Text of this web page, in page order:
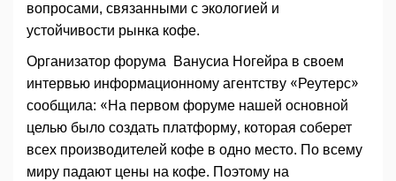
вопросами, связанными с экологией и
устойчивости рынка кофе.
Организатор форума Ванусиа Ногейра в своем
интервью информационному агентству «Реутерс»
сообщила: «На первом форуме нашей основной
целью было создать платформу, которая соберет
всех производителей кофе в одно место. По всему
миру падают цены на кофе. Поэтому на